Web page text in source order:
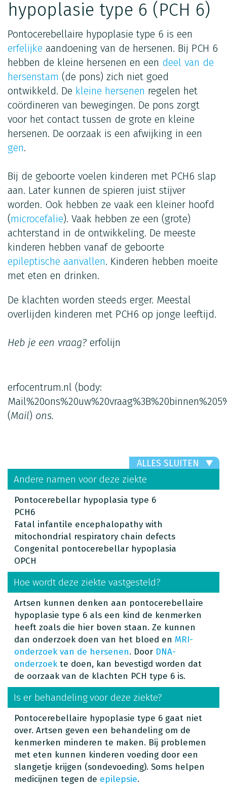
hypoplasie type 6 (PCH 6)
Pontocerebellaire hypoplasie type 6 is een
erfelijke aandoening van de hersenen. Bij PCH 6
hebben de kleine hersenen en een deel van de
hersenstam (de pons) zich niet goed
ontwikkeld. De kleine hersenen regelen het
coördineren van bewegingen. De pons zorgt
voor het contact tussen de grote en kleine
hersenen. De oorzaak is een afwijking in een
gen.
Bij de geboorte voelen kinderen met PCH6 slap
aan. Later kunnen de spieren juist stijver
worden. Ook hebben ze vaak een kleiner hoofd
(microcefalie). Vaak hebben ze een (grote)
achterstand in de ontwikkeling. De meeste
kinderen hebben vanaf de geboorte
epileptische aanvallen. Kinderen hebben moeite
met eten en drinken.
De klachten worden steeds erger. Meestal
overlijden kinderen met PCH6 op jonge leeftijd.
Heb je een vraag? erfolijn
erfocentrum.nl (body:
(Mail) ons.
ALLES SLUITEN
Andere namen voor deze ziekte
Pontocerebellar hypoplasia type 6
PCH6
Fatal infantile encephalopathy with
mitochondrial respiratory chain defects
Congenital pontocerebellar hypoplasia
OPCH
Hoe wordt deze ziekte vastgesteld?
Artsen kunnen denken aan pontocerebellaire
hypoplasie type 6 als een kind de kenmerken
heeft zoals die hier boven staan. Ze kunnen
dan onderzoek doen van het bloed en MRI-
onderzoek van de hersenen. Door DNA-
onderzoek te doen, kan bevestigd worden dat
de oorzaak van de klachten PCH type 6 is.
Is er behandeling voor deze ziekte?
Pontocerebellaire hypoplasie type 6 gaat niet
over. Artsen geven een behandeling om de
kenmerken minderen te maken. Bij problemen
met eten kunnen kinderen voeding door een
slangetje krijgen (sondevoeding). Soms helpen
medicijnen tegen de epilepsie.